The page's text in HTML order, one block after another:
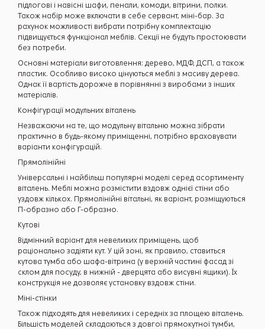
підлогові і навісні шафи, пенали, комоди, вітрини, полки.
Також набір може включати в себе сервант, міні-бар. За
рахунок можливості вибрати потрібну комплектацію
підвищується функціонал меблів. Секції не будуть простоювати
без потреби.
Основні матеріали виготовлення: дерево, МДФ, ДСП, а також
пластик. Особливо високо цінуються меблі з масиву дерева.
Однак її вартість дорожче в порівнянні з виробами з інших
матеріалів.
Конфігурації модульних віталень
Незважаючи на те, що модульну вітальню можна зібрати
практично в будь-якому приміщенні, потрібно враховувати
варіанти конфігурацій.
Прямолінійні
Універсальні і найбільш популярні моделі серед асортименту
віталень. Меблі можна розмістити вздовж однієї стіни або
уздовж кількох. Прямолінійні вітальні, як варіант, розміщуються
П-образно або Г-образно.
Кутові
Відмінний варіант для невеликих приміщень, щоб
раціонально задіяти кут. У цій зоні, як правило, ставиться
кутова тумба або шафа-вітрина (у верхній частині фасад зі
склом для посуду, в нижній - дверцята або висувні ящики). Їх
конструкція не дозволяє установку вздовж стіни.
Міні-стінки
Також підходять для невеликих і середніх за площею віталень.
Більшість моделей складаються з довгої прямокутної тумби,